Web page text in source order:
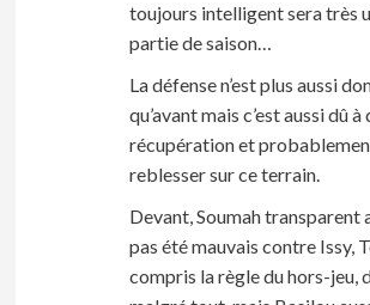
toujours intelligent sera très
partie de saison…
La défense n’est plus aussi
qu’avant mais c’est aussi dû
récupération et
reblesser sur ce terrain.
Devant, Soumah transparent
pas été mauvais contre Issy,
compris la règle du hors-jeu,